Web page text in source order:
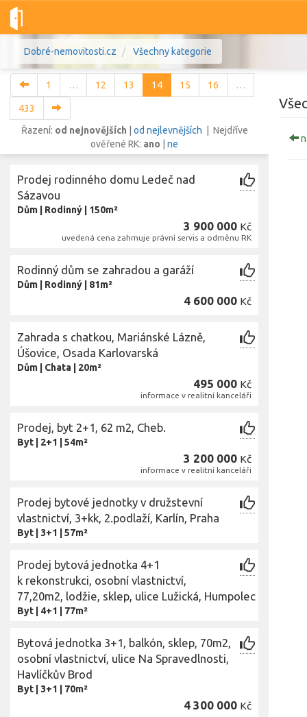
Dobré-nemovitosti.cz Všechny kategorie
Vše Byty
Lokalita
1 … 12 13 14 15 16 …
433
Řazení: od nejnovějších od nejlevnějších | Nejdříve
ověřené RK: ano ne
Prodej rodinného domu Ledeč nad
Sázavou
Dům Rodinný 150m²
3 900 000 Kč
uvedená cena zahrnuje právní servis a odměnu RK
Rodinný dům se zahradou a garáží
Dům Rodinný 81m²
4 600 000 Kč
Zahrada s chatkou, Mariánské Lázně,
Úšovice, Osada Karlovarská
Dům Chata 20m²
495 000 Kč
informace v realitní kanceláři
Prodej, byt 2+1, 62 m2, Cheb.
Byt 2+1 54m²
3 200 000 Kč
informace v realitní kanceláři
Prodej bytové jednotky v družstevní
vlastnictví, 3+kk, 2.podlaží, Karlín, Praha
Byt 3+1 57m²
Prodej bytová jednotka 4+1
k rekonstrukci, osobní vlastnictví,
77,20m2, lodžie, sklep, ulice Lužická, Humpolec
Byt 4+1 77m²
Bytová jednotka 3+1, balkón, sklep, 70m2,
osobní vlastnictví, ulice Na Spravedlnosti,
Havlíčkův Brod
Byt 3+1 70m²
4 300 000 Kč